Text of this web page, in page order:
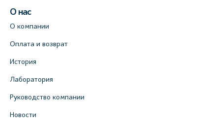
О нас
О компании
Оплата и возврат
История
Лаборатория
Руководство компании
Новости